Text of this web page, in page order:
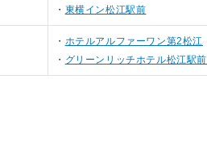
東横イン松江駅前
ホテルアルファーワン第2松江
グリーンリッチホテル松江駅前